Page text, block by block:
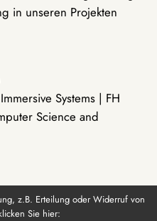
in unseren Projekten
Systems | FH
Science and
z.B. Erteilung oder Widerruf von
Sie hier: